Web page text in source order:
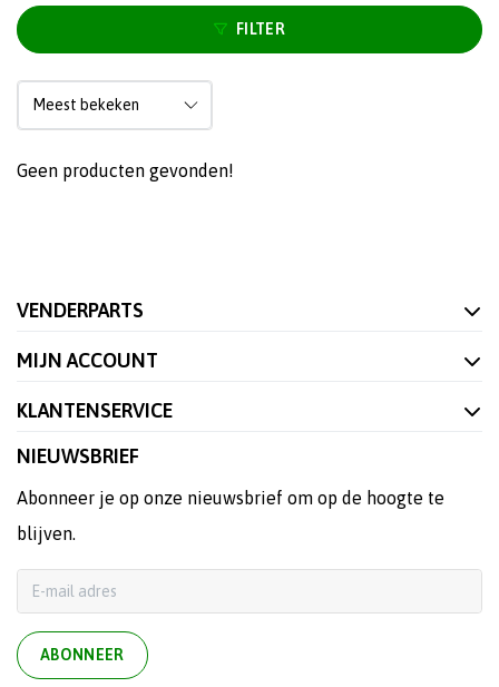
FILTER
Geen producten gevonden!
VENDERPARTS
MIJN ACCOUNT
KLANTENSERVICE
NIEUWSBRIEF
Abonneer je op onze nieuwsbrief om op de hoogte te
blijven.
ABONNEER